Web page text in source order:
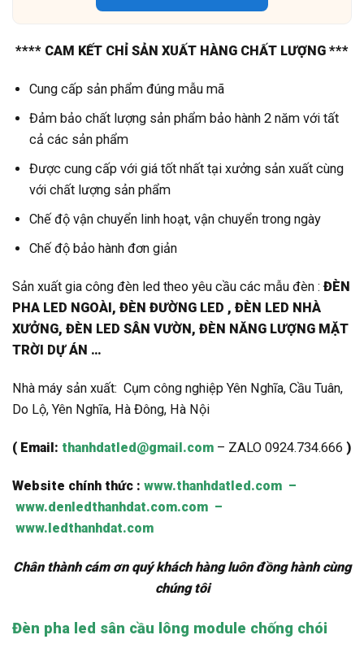
**** CAM KẾT CHỈ SẢN XUẤT HÀNG CHẤT LƯỢNG ***
Cung cấp sản phẩm đúng mẫu mã
Đảm bảo chất lượng sản phẩm bảo hành 2 năm với tất
cả các sản phẩm
Được cung cấp với giá tốt nhất tại xưởng sản xuất cùng
với chất lượng sản phẩm
Chế độ vận chuyển linh hoạt, vận chuyển trong ngày
Chế độ bảo hành đơn giản
Sản xuất gia công đèn led theo yêu cầu các mẫu đèn : ĐÈN
PHA LED NGOÀI, ĐÈN ĐƯỜNG LED , ĐÈN LED NHÀ
XƯỞNG, ĐÈN LED SÂN VƯỜN, ĐÈN NĂNG LƯỢNG MẶT
TRỜI DỰ ÁN …
Nhà máy sản xuất: Cụm công nghiệp Yên Nghĩa, Cầu Tuân,
Do Lộ, Yên Nghĩa, Hà Đông, Hà Nội
( Email: thanhdatled@gmail.com – ZALO 0924.734.666 )
Website chính thức : www.thanhdatled.com –
www.denledthanhdat.com.com –
www.ledthanhdat.com
Chân thành cám ơn quý khách hàng luôn đồng hành cùng
chúng tôi
Đèn pha led sân cầu lông module chống chói